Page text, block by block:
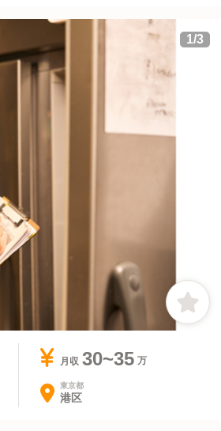
1/3
月収 30~35
東京都
港区